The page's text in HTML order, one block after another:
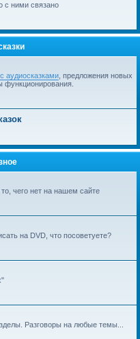
с ними связано
аудиосказками , предложения новых
функционирования.
чего нет на нашем сайте
на DVD, что посоветуете?
Разговоры на любые темы...